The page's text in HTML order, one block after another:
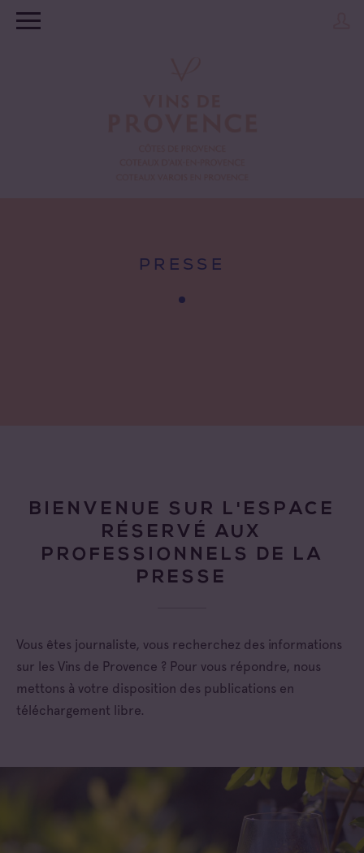
PRESSE
BIENVENUE SUR L'ESPACE
RÉSERVÉ AUX
PROFESSIONNELS DE LA
PRESSE
Vous êtes journaliste, vous recherchez des informations
sur les Vins de Provence ? Pour vous répondre, nous
mettons à votre disposition des publications en
téléchargement libre.